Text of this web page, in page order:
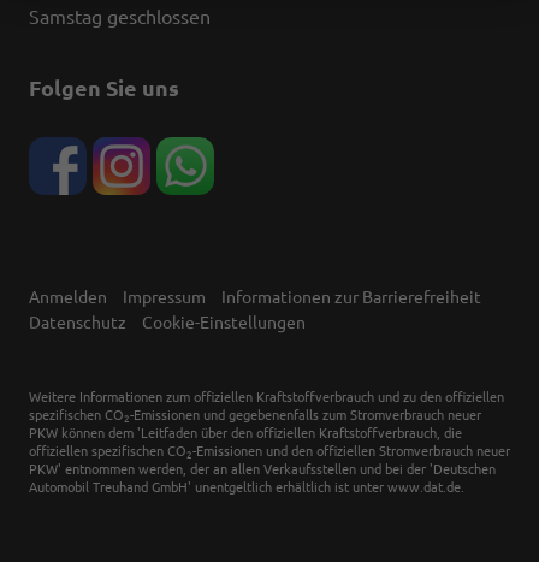
Samstag geschlossen
Folgen Sie uns
Anmelden Impressum
Informationen zur Barrierefreiheit
Datenschutz
Cookie-Einstellungen
Weitere Informationen zum offiziellen Kraftstoffverbrauch und zu den offiziellen
spezifischen CO 2-Emissionen und gegebenenfalls zum Stromverbrauch neuer
PKW können dem 'Leitfaden über den offiziellen Kraftstoffverbrauch, die
offiziellen spezifischen CO 2-Emissionen und den offiziellen Stromverbrauch neuer
PKW' entnommen werden, der an allen Verkaufsstellen und bei der 'Deutschen
Automobil Treuhand GmbH' unentgeltlich erhältlich ist unter www.dat.de.